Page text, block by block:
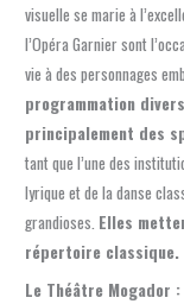
visuelle se marie à
l’Opéra Garnier sont
vie à des personnages
programmation
principalement des
tant que l’une des
lyrique et de la danse
grandioses. Elles
répertoire classique.
Le Théâtre Mogador